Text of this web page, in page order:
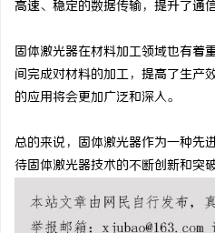
高速、稳定的数据传输，提升了通
固体激光器在材料加工领域也有着
间完成对材料的加工，提高了生产
的应用将会更加广泛和深入。
总的来说，固体激光器作为一种先
待固体激光器技术的不断创新和突